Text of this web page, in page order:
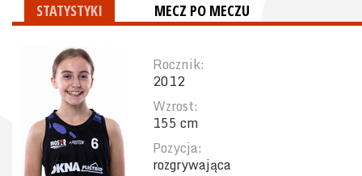
STATYSTYKI MECZ PO MECZU
Rocznik:
2012
Wzrost:
155 cm
Pozycja:
rozgrywająca